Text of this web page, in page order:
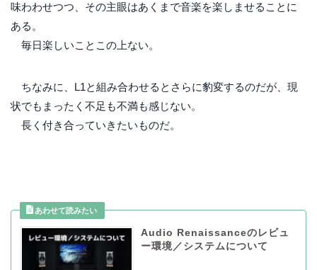
味わわせつつ、その主眼はあくまで音楽を楽しませることに
ある。
毎日楽しいことこの上ない。
ちなみに、L1と組み合わせるとさらに豹変するのだが、現
状でもまったく不足も不満も感じない。
長く付き合っていきたいものだ。
Audio Renaissanceのレビュ
ー環境／システムについて